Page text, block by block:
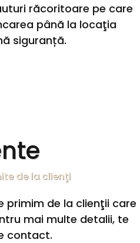
răcoritoare pe care
până la locaţia
siguranță.
de la clienţi
primim de la clienţii care
mai multe detalii, te
contact.